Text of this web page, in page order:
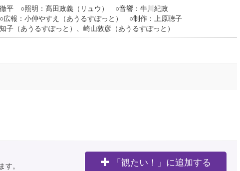
徹平 ○照明：髙田政義（リュウ） ○音響：牛川紀政
報：小仲やすえ（あうるすぽっと） ○制作：上原聴子
子（あうるすぽっと）、崎山敦彦（あうるすぽっと）
す。
「観たい！」に追加する